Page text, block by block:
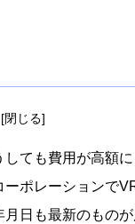
ても費用が高額に
ポレーションで
日も最新のもの